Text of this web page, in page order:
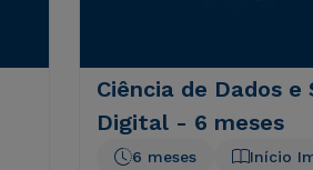
Ciência de Dados e
Digital - 6 meses
Início
6 meses